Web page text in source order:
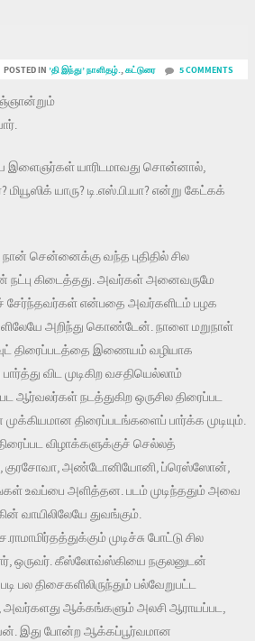
POSTED IN ’தி இந்து’ நாளிதழ்.,கட்டுரை 5 COMMENTS
யாரிடமாவது சொன்னால்,
மியூஸிக் யாரு? டி.எஸ்.பி.யா? என்று கேட்கக்
நான் சென்னைக்கு வந்த புதிதில் சில
நட்பு கிடைத்தது. அவர்கள் அனைவருமே
சேர்ந்தவர்கள் என்பதை அவர்களிடம் பழக
அறிந்து கொண்டேன். நாளை மறுநாள்
திரைப்படத்தை இணையம் வழியாக
விட முடிகிற வசதியெல்லாம்
ஆர்வலர்கள் நடத்துகிற ஒருசில திரைப்பட
திரைப்படங்களைப் பார்க்க முடியும்.
விழாக்களுக்குச் செல்லத்
குரசோவா, அண்டோனியோனி, ப்ரெஸ்ஸோன்,
உவப்பை அளித்தன. படம் முடிந்ததும் அவை
வாயிலிலேயே துவங்கும்.
முடிச்சு போட்டு சில
ஒருவர். கீஸ்லோவ்ஸ்கியை நகுலனுடன்
பல திசைகளிலிருந்தும் பல்வேறுபட்ட
ஆக்கங்களும் அலசி ஆராயப்பட,
இது போன்ற ஆக்கப்பூர்வமான